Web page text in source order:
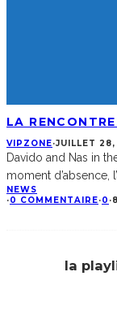
LA
VIPZONE·JUILLET
Davido and Nas in
moment d’absence,
NEWS
·0 COMMENTAIRE·0 ·
la